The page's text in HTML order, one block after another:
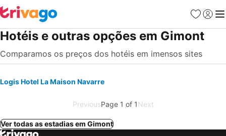
Favoritos
Iniciar
Hotéis e outras opções em Gimont
Comparamos os preços dos hotéis em imensos sites
Logis Hotel La Maison Navarre
PreviousPage 1 of 1Next
Ver todas as estadias em Gimont